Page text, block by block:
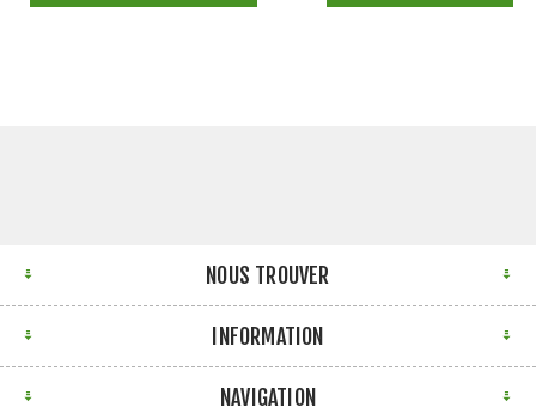
NOUS TROUVER
INFORMATION
NAVIGATION